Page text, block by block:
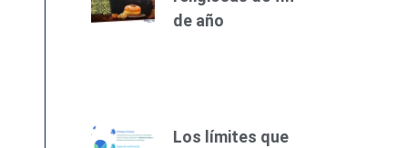
de año
Los límites que